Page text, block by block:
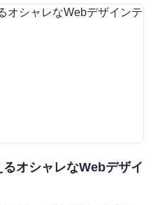
オシャレなWebデザイ